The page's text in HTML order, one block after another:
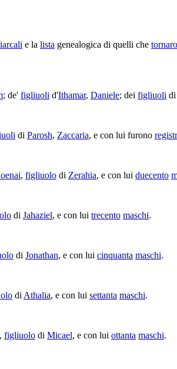
e la lista genealogica di quelli che
; de' figliuoli d'Ithamar, Daniele; dei figliuoli di
di Parosh, Zaccaria, e con lui furono
, figliuolo di Zerahia, e con lui duecento
di Jahaziel, e con lui trecento maschi.
di Jonathan, e con lui cinquanta maschi.
di Athalia, e con lui settanta maschi.
, figliuolo di Micael, e con lui ottanta maschi.